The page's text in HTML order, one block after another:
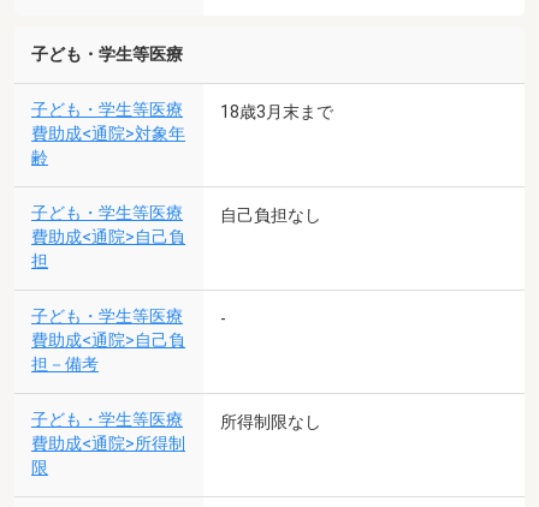
子ども・学生等医療
子ども・学生等医療
費助成<通院>対象年
齢
18歳3月末まで
子ども・学生等医療
費助成<通院>自己負
担
自己負担なし
子ども・学生等医療
費助成<通院>自己負
担－備考
-
子ども・学生等医療
費助成<通院>所得制
限
所得制限なし